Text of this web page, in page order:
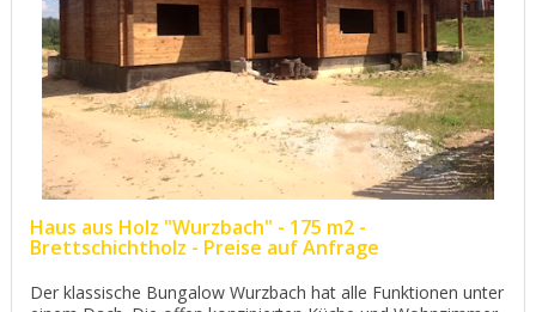
Haus aus Holz "Wurzbach" - 175 m2 -
Brettschichtholz - Preise auf Anfrage
Der klassische Bungalow Wurzbach hat alle Funktionen unter